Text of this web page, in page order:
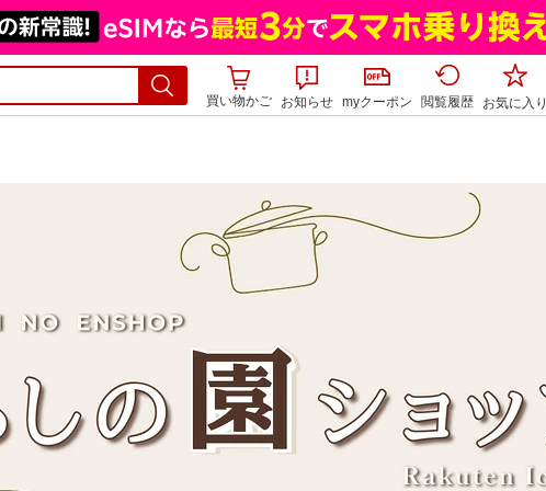
買い物かご お知らせ myクーポン 閲覧履歴 お気に入り